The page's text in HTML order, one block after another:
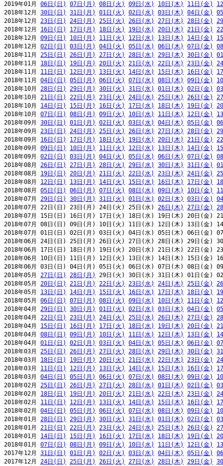
2019年01月 06日(日) 07日(月) 08日(火) 09日(水) 10日(木) 11日(金)
2018年12月 30日(日) 31日(月) 01日(火) 02日(水) 03日(木) 04日(金)
2018年12月 23日(日) 24日(月) 25日(火) 26日(水) 27日(木) 28日(金)
2018年12月 16日(日) 17日(月) 18日(火) 19日(水) 20日(木) 21日(金)
2018年12月 09日(日) 10日(月) 11日(火) 12日(水) 13日(木) 14日(金)
2018年12月 02日(日) 03日(月) 04日(火) 05日(水) 06日(木) 07日(金)
2018年11月 25日(日) 26日(月) 27日(火) 28日(水) 29日(木) 30日(金)
2018年11月 18日(日) 19日(月) 20日(火) 21日(水) 22日(木) 23日(金)
2018年11月 11日(日) 12日(月) 13日(火) 14日(水) 15日(木) 16日(金)
2018年11月 04日(日) 05日(月) 06日(火) 07日(水) 08日(木) 09日(金)
2018年10月 28日(日) 29日(月) 30日(火) 31日(水) 01日(木) 02日(金)
2018年10月 21日(日) 22日(月) 23日(火) 24日(水) 25日(木) 26日(金)
2018年10月 14日(日) 15日(月) 16日(火) 17日(水) 18日(木) 19日(金)
2018年10月 07日(日) 08日(月) 09日(火) 10日(水) 11日(木) 12日(金)
2018年09月 30日(日) 01日(月) 02日(火) 03日(水) 04日(木) 05日(金)
2018年09月 23日(日) 24日(月) 25日(火) 26日(水) 27日(木) 28日(金)
2018年09月 16日(日) 17日(月) 18日(火) 19日(水) 20日(木) 21日(金)
2018年09月 09日(日) 10日(月) 11日(火) 12日(水) 13日(木) 14日(金)
2018年09月 02日(日) 03日(月) 04日(火) 05日(水) 06日(木) 07日(金)
2018年08月 26日(日) 27日(月) 28日(火) 29日(水) 30日(木) 31日(金)
2018年08月 19日(日) 20日(月) 21日(火) 22日(水) 23日(木) 24日(金)
2018年08月 12日(日) 13日(月) 14日(火) 15日(水) 16日(木) 17日(金)
2018年08月 05日(日) 06日(月) 07日(火) 08日(水) 09日(木) 10日(金)
2018年07月 29日(日) 30日(月) 31日(火) 01日(水) 02日(木) 03日(金)
2018年07月 22日(日) 23日(月) 24日(火) 25日(水) 26日(木) 27日(金)
2018年07月 15日(日) 16日(月) 17日(火) 18日(水) 19日(木) 20日(金)
2018年07月 08日(日) 09日(月) 10日(火) 11日(水) 12日(木) 13日(金)
2018年07月 01日(日) 02日(月) 03日(火) 04日(水) 05日(木) 06日(金)
2018年06月 24日(日) 25日(月) 26日(火) 27日(水) 28日(木) 29日(金)
2018年06月 17日(日) 18日(月) 19日(火) 20日(水) 21日(木) 22日(金)
2018年06月 10日(日) 11日(月) 12日(火) 13日(水) 14日(木) 15日(金)
2018年06月 03日(日) 04日(月) 05日(火) 06日(水) 07日(木) 08日(金)
2018年05月 27日(日) 28日(月)
29日(火) 30日(水) 31日(木) 01日(金)
2018年05月 20日(日) 21日(月) 22日(火) 23日(水) 24日(木) 25日(金)
2018年05月 13日(日) 14日(月) 15日(火) 16日(水) 17日(木) 18日(金)
2018年05月 06日(日) 07日(月) 08日(火) 09日(水) 10日(木) 11日(金)
2018年04月 29日(日) 30日(月) 01日(火) 02日(水) 03日(木) 04日(金)
2018年04月 22日(日) 23日(月) 24日(火) 25日(水) 26日(木) 27日(金)
2018年04月 15日(日) 16日(月) 17日(火) 18日(水) 19日(木) 20日(金)
2018年04月 08日(日) 09日(月) 10日(火) 11日(水) 12日(木) 13日(金)
2018年04月 01日(日) 02日(月) 03日(火) 04日(水) 05日(木) 06日(金)
2018年03月 25日(日) 26日(月) 27日(火) 28日(水) 29日(木) 30日(金)
2018年03月 18日(日) 19日(月) 20日(火) 21日(水) 22日(木) 23日(金)
2018年03月 11日(日) 12日(月) 13日(火) 14日(水) 15日(木) 16日(金)
2018年03月 04日(日) 05日(月) 06日(火) 07日(水) 08日(木) 09日(金)
2018年02月 25日(日) 26日(月) 27日(火) 28日(水) 01日(木) 02日(金)
2018年02月 18日(日) 19日(月) 20日(火) 21日(水) 22日(木) 23日(金)
2018年02月 11日(日) 12日(月) 13日(火) 14日(水) 15日(木) 16日(金)
2018年02月 04日(日) 05日(月) 06日(火) 07日(水) 08日(木) 09日(金)
2018年01月 28日(日) 29日(月) 30日(火) 31日(水) 01日(木) 02日(金)
2018年01月 21日(日) 22日(月) 23日(火) 24日(水) 25日(木) 26日(金)
2018年01月 14日(日) 15日(月) 16日(火) 17日(水) 18日(木) 19日(金)
2018年01月 07日(日) 08日(月) 09日(火) 10日(水) 11日(木) 12日(金)
2017年12月 31日(日) 01日(月) 02日(火) 03日(水) 04日(木) 05日(金)
2017年12月 24日(日) 25日(月) 26日(火) 27日(水) 28日(木) 29日(金)